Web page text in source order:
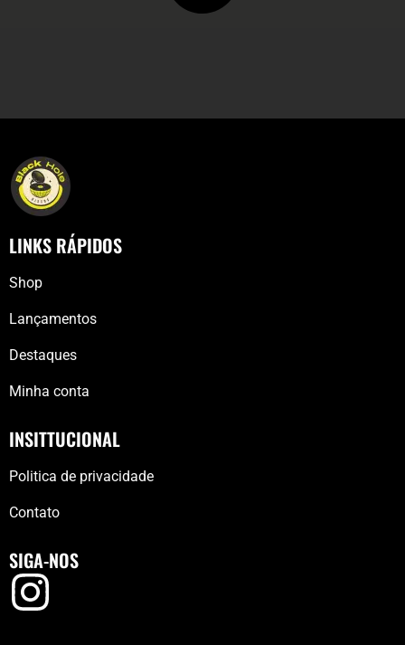
LINKS RÁPIDOS
Shop
Lançamentos
Destaques
Minha conta
INSITTUCIONAL
Politica de privacidade
Contato
SIGA-NOS